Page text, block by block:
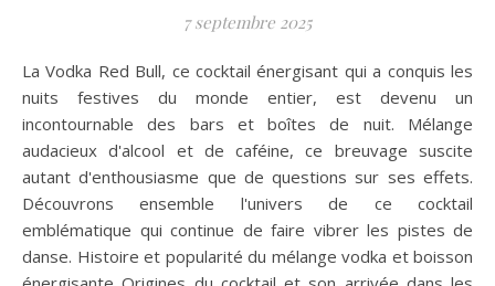
7 septembre 2025
La Vodka Red Bull, ce cocktail énergisant qui a conquis les
nuits festives du monde entier, est devenu un
incontournable des bars et boîtes de nuit. Mélange
audacieux d'alcool et de caféine, ce breuvage suscite
autant d'enthousiasme que de questions sur ses effets.
Découvrons ensemble l'univers de ce cocktail
emblématique qui continue de faire vibrer les pistes de
danse. Histoire et popularité du mélange vodka et boisson